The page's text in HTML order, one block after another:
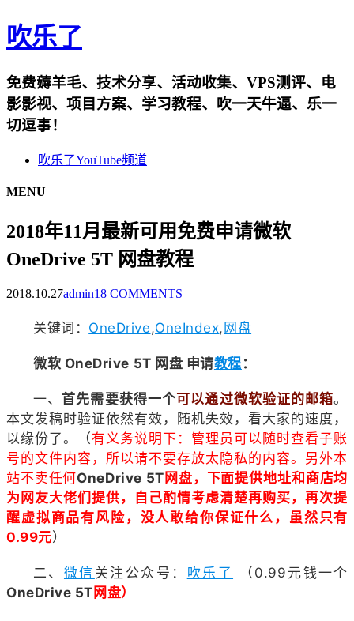
吹乐了
免费薅羊毛、技术分享、活动收集、VPS测评、电
影影视、项目方案、学习教程、吹一天牛逼、乐一
切逗事！
吹乐了YouTube频道
MENU
2018年11月最新可用免费申请微软
OneDrive 5T 网盘教程
2018.10.27admin18 COMMENTS
关键词： OneDrive,OneIndex, 网盘
微软 OneDrive 5T 网盘 申请教程 ：
一、 首先需要获得一个可以通过微软验证的邮箱。
本文发稿时验证依然有效，随机失效，看大家的速度，
以缘份了。（有义务说明下：管理员可以随时查看子账
号的文件内容，所以请不要存放太隐私的内容。另外本
站不卖任何OneDrive 5T 网盘，下面提供地址和商店均
为网友大佬们提供，自己酌情考虑清楚再购买，再次提
醒虚拟商品有风险，没人敢给你保证什么，虽然只有
0.99元）
二、 微信 关注公众号： 吹乐了
（0.99元钱一个
OneDrive 5T 网盘）